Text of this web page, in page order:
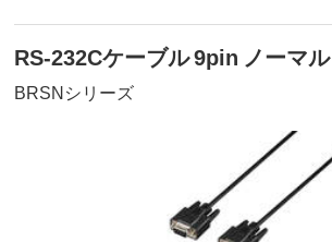
RS-232Cケーブル 9pin ノーマル
BRSNシリーズ